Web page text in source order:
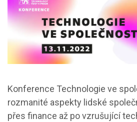
Konference Technologie ve
rozmanité aspekty lidské
přes finance až po vzrušující